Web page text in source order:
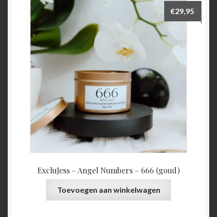
ExcluJess – Angel Numbers – 666 (goud)
€29,95
Toevoegen aan winkelwagen